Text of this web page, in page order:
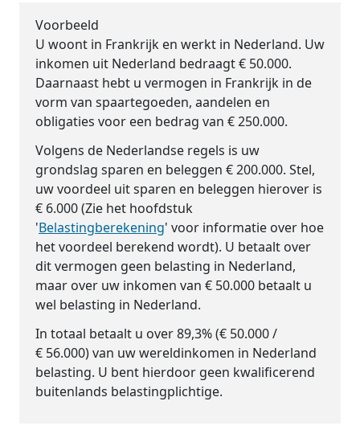
Voorbeeld
U woont in Frankrijk en werkt in Nederland. Uw
inkomen uit Nederland bedraagt € 50.000.
Daarnaast hebt u vermogen in Frankrijk in de
vorm van spaartegoeden, aandelen en
obligaties voor een bedrag van € 250.000.
Volgens de Nederlandse regels is uw
grondslag sparen en beleggen € 200.000. Stel,
uw voordeel uit sparen en beleggen hierover is
€ 6.000 (Zie het hoofdstuk
'Belastingberekening' voor informatie over hoe
het voordeel berekend wordt). U betaalt over
dit vermogen geen belasting in Nederland,
maar over uw inkomen van € 50.000 betaalt u
wel belasting in Nederland.
In totaal betaalt u over 89,3% (€ 50.000 /
€ 56.000) van uw wereldinkomen in Nederland
belasting. U bent hierdoor geen kwalificerend
buitenlands belastingplichtige.